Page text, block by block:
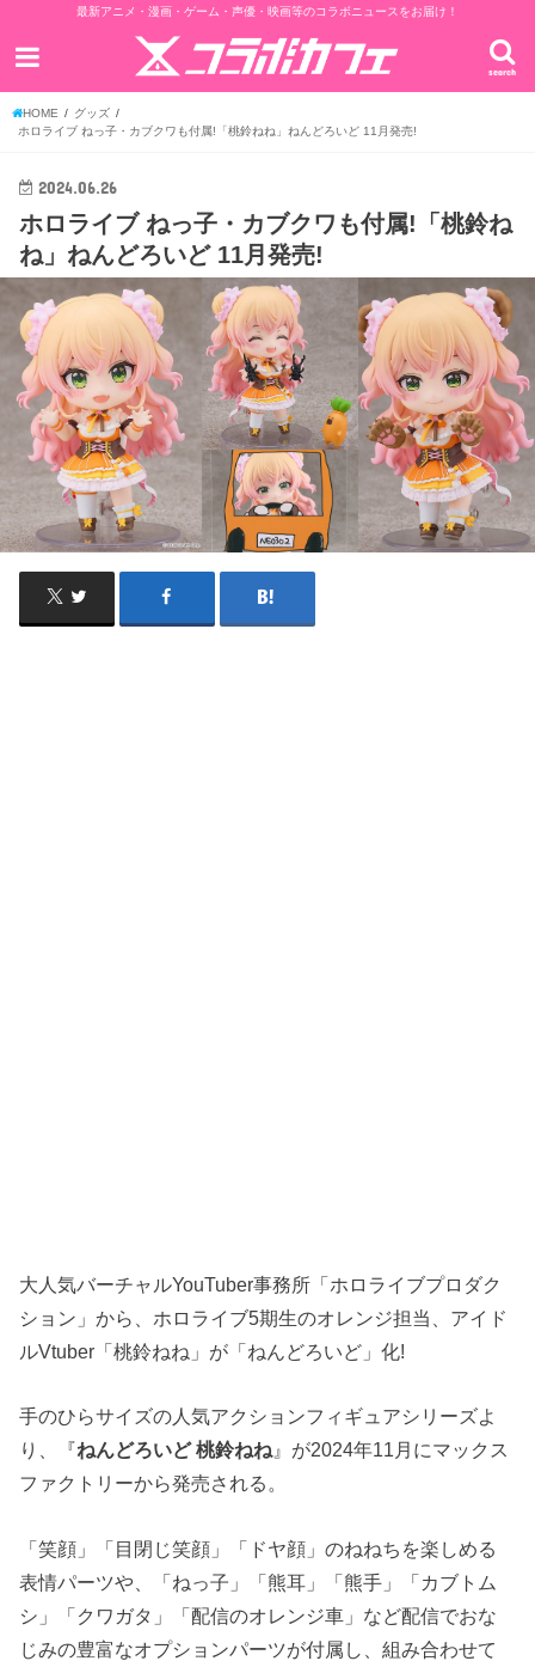
最新アニメ・漫画・ゲーム・声優・映画等のコラボニュースをお届け！
search
HOME
グッズ
ホロライブ ねっ子・カブクワも付属!「桃鈴ねね」ねんどろいど 11月発売!
2024.06.26
ホロライブ ねっ子・カブクワも付属!「桃鈴ね
ね」ねんどろいど 11月発売!
大人気バーチャルYouTuber事務所「ホロライブプロダク
ション」から、ホロライブ5期生のオレンジ担当、アイド
ルVtuber「桃鈴ねね」が「ねんどろいど」化!
手のひらサイズの人気アクションフィギュアシリーズよ
り、『ねんどろいど 桃鈴ねね 』が2024年11月にマックス
ファクトリーから発売される。
「笑顔」「目閉じ笑顔」「ドヤ顔」のねねちを楽しめる
表情パーツや、「ねっ子」「熊耳」「熊手」「カブトム
シ」「クワガタ」「配信のオレンジ車」など配信でおな
じみの豊富なオプションパーツが付属し、組み合わせて